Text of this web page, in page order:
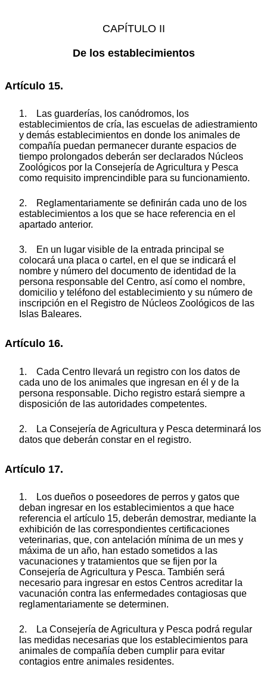
CAPÍTULO II
De los establecimientos
Artículo 15.
1. Las guarderías, los canódromos, los
establecimientos de cría, las escuelas de adiestramiento
y demás establecimientos en donde los animales de
compañía puedan permanecer durante espacios de
tiempo prolongados deberán ser declarados Núcleos
Zoológicos por la Consejería de Agricultura y Pesca
como requisito imprencindible para su funcionamiento.
2. Reglamentariamente se definirán cada uno de los
establecimientos a los que se hace referencia en el
apartado anterior.
3. En un lugar visible de la entrada principal se
colocará una placa o cartel, en el que se indicará el
nombre y número del documento de identidad de la
persona responsable del Centro, así como el nombre,
domicilio y teléfono del establecimiento y su número de
inscripción en el Registro de Núcleos Zoológicos de las
Islas Baleares.
Artículo 16.
1. Cada Centro llevará un registro con los datos de
cada uno de los animales que ingresan en él y de la
persona responsable. Dicho registro estará siempre a
disposición de las autoridades competentes.
2. La Consejería de Agricultura y Pesca determinará los
datos que deberán constar en el registro.
Artículo 17.
1. Los dueños o poseedores de perros y gatos que
deban ingresar en los establecimientos a que hace
referencia el artículo 15, deberán demostrar, mediante la
exhibición de las correspondientes certificaciones
veterinarias, que, con antelación mínima de un mes y
máxima de un año, han estado sometidos a las
vacunaciones y tratamientos que se fijen por la
Consejería de Agricultura y Pesca. También será
necesario para ingresar en estos Centros acreditar la
vacunación contra las enfermedades contagiosas que
reglamentariamente se determinen.
2. La Consejería de Agricultura y Pesca podrá regular
las medidas necesarias que los establecimientos para
animales de compañía deben cumplir para evitar
contagios entre animales residentes.